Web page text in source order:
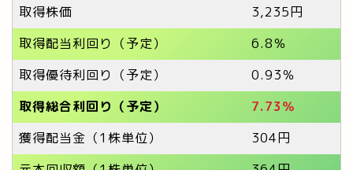
取得株価
3,235円
取得配当利回り（予定）
6.8％
取得優待利回り（予定）
0.93％
取得総合利回り（予定）
7.73％
獲得配当金（1株単位）
304円